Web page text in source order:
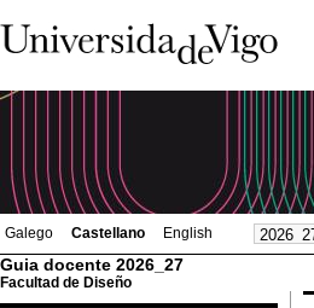
Galego Castellano English
Guia docente 2026_27
Facultad de Diseño